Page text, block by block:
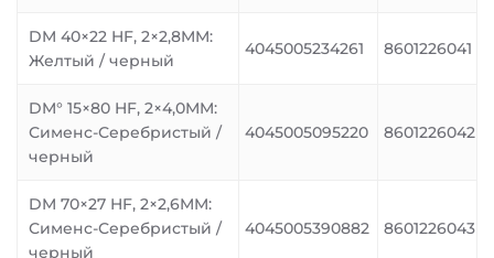
DM 40×22 HF, 2×2,8MM:
Желтый / черный
4045005234261 8601226041
DM° 15×80 HF, 2×4,0MM:
Сименс-Серебристый /
черный
4045005095220 8601226042
DM 70×27 HF, 2×2,6MM:
Сименс-Серебристый /
черный
4045005390882 8601226043